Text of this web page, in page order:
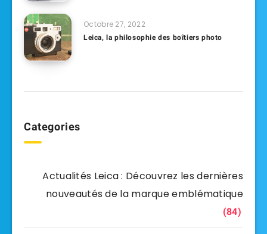
Octobre 27, 2022
Leica, la philosophie des boîtiers photo
Categories
Actualités Leica : Découvrez les dernières
nouveautés de la marque emblématique
(84)